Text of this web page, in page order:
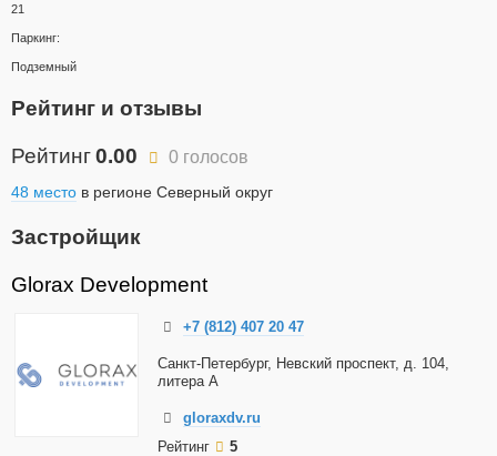
21
Паркинг:
Подземный
Рейтинг и отзывы
Рейтинг0.00 0 голосов
48 место в регионе Северный округ
Застройщик
Glorax Development
+7 (812) 407 20 47
Санкт-Петербург, Невский проспект, д. 104,
литера А
gloraxdv.ru
Рейтинг
5